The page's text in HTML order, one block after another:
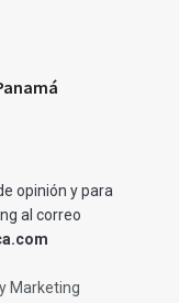
opinión y para
al correo
Marketing